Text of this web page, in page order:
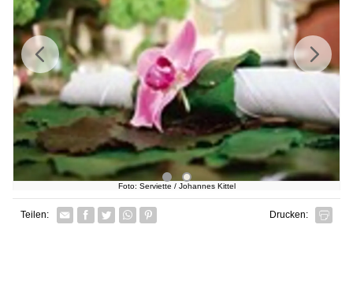
Foto: Serviette / Johannes Kittel
Next
Previous
Teilen: Facebook
TwitterWhatsapp senden
Pin it Drucken: